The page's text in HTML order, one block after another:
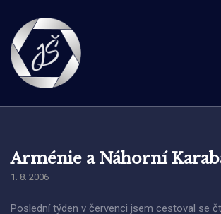
content
Arménie a Náhorní
1. 8. 2006
Poslední týden v červenci jsem cestoval se